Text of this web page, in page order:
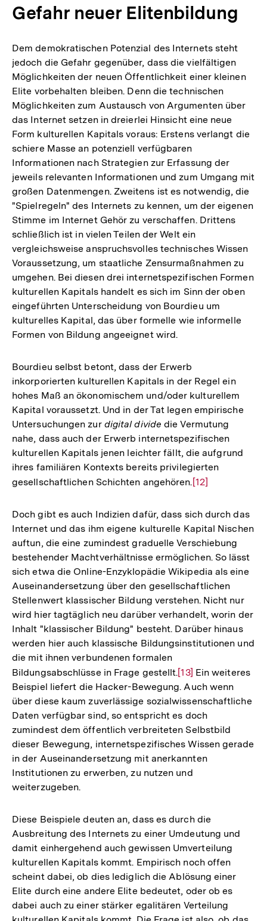
Fußnote
Gefahr neuer Elitenbildung
Dem demokratischen Potenzial des Internets steht
jedoch die Gefahr gegenüber, dass die vielfältigen
Möglichkeiten der neuen Öffentlichkeit einer kleinen
Elite vorbehalten bleiben. Denn die technischen
Möglichkeiten zum Austausch von Argumenten über
das Internet setzen in dreierlei Hinsicht eine neue
Form kulturellen Kapitals voraus: Erstens verlangt die
schiere Masse an potenziell verfügbaren
Informationen nach Strategien zur Erfassung der
jeweils relevanten Informationen und zum Umgang mit
großen Datenmengen. Zweitens ist es notwendig, die
"Spielregeln" des Internets zu kennen, um der eigenen
Stimme im Internet Gehör zu verschaffen. Drittens
schließlich ist in vielen Teilen der Welt ein
vergleichsweise anspruchsvolles technisches Wissen
Voraussetzung, um staatliche Zensurmaßnahmen zu
umgehen. Bei diesen drei internetspezifischen Formen
kulturellen Kapitals handelt es sich im Sinn der oben
eingeführten Unterscheidung von Bourdieu um
kulturelles Kapital, das über formelle wie informelle
Formen von Bildung angeeignet wird.
Bourdieu selbst betont, dass der Erwerb
inkorporierten kulturellen Kapitals in der Regel ein
hohes Maß an ökonomischem und/oder kulturellem
Kapital voraussetzt. Und in der Tat legen empirische
Untersuchungen zur digital divide die Vermutung
nahe, dass auch der Erwerb internetspezifischen
kulturellen Kapitals jenen leichter fällt, die aufgrund
ihres familiären Kontexts bereits privilegierten
gesellschaftlichen Schichten angehören. Zur
der
Fußnote
[12]
Doch gibt es auch Indizien dafür, dass sich durch das
Internet und das ihm eigene kulturelle Kapital Nischen
auftun, die eine zumindest graduelle Verschiebung
bestehender Machtverhältnisse ermöglichen. So lässt
sich etwa die Online-Enzyklopädie Wikipedia als eine
Auseinandersetzung über den gesellschaftlichen
Stellenwert klassischer Bildung verstehen. Nicht nur
wird hier tagtäglich neu darüber verhandelt, worin der
Inhalt "klassischer Bildung" besteht. Darüber hinaus
werden hier auch klassische Bildungsinstitutionen und
die mit ihnen verbundenen formalen
Bildungsabschlüsse in Frage gestellt.Zur
Auflösung
der
Fußnote
[13] Ein weiteres
Beispiel liefert die Hacker-Bewegung. Auch wenn
über diese kaum zuverlässige sozialwissenschaftliche
Daten verfügbar sind, so entspricht es doch
zumindest dem öffentlich verbreiteten Selbstbild
dieser Bewegung, internetspezifisches Wissen gerade
in der Auseinandersetzung mit anerkannten
Institutionen zu erwerben, zu nutzen und
weiterzugeben.
Diese Beispiele deuten an, dass es durch die
Ausbreitung des Internets zu einer Umdeutung und
damit einhergehend auch gewissen Umverteilung
kulturellen Kapitals kommt. Empirisch noch offen
scheint dabei, ob dies lediglich die Ablösung einer
Elite durch eine andere Elite bedeutet, oder ob es
dabei auch zu einer stärker egalitären Verteilung